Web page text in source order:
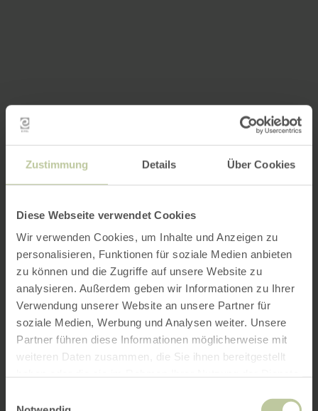
Zustimmung Details Über Cookies
Diese Webseite verwendet Cookies
Wir verwenden Cookies, um Inhalte und Anzeigen zu
personalisieren, Funktionen für soziale Medien anbieten
zu können und die Zugriffe auf unsere Website zu
analysieren. Außerdem geben wir Informationen zu Ihrer
Verwendung unserer Website an unsere Partner für
soziale Medien, Werbung und Analysen weiter. Unsere
Partner führen diese Informationen möglicherweise mit
weiteren Daten zusammen, die Sie ihnen bereitgestellt